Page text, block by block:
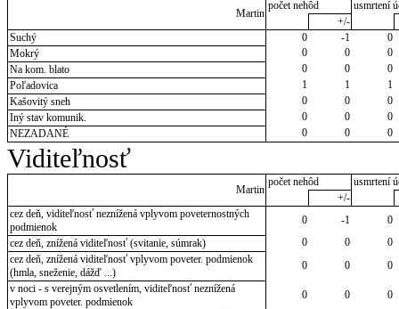
Martin
počet nehôd
usmrtení
+/-
Suchý
0 -1
0
Mokrý
0 0
0
Na kom. blato
0 0
0
Poľadovica
1 1
1
Kašovitý sneh
0 0
0
Iný stav komunik.
0 0
0
NEZADANÉ
0 0 0
Viditeľnosť
Martin
počet nehôd
usmrtení
+/-
cez deň, viditeľnosť neznížená vplyvom poveternostných
podmienok
0 -1
0
cez deň, znížená viditeľnosť (svitanie, súmrak)
0 0
0
cez deň, znížená viditeľnosť vplyvom poveter. podmienok
(hmla, sneženie, dážď ...)
0 0
0
v noci - s verejným osvetlením, viditeľnosť neznížená
vplyvom poveter. podmienok
0 0
0